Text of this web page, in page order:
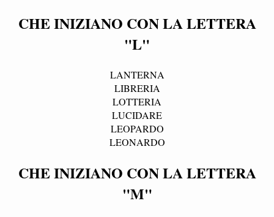
CHE INIZIANO CON LA LETTERA
"L"
LANTERNA
LIBRERIA
LOTTERIA
LUCIDARE
LEOPARDO
LEONARDO
CHE INIZIANO CON LA LETTERA
"M"